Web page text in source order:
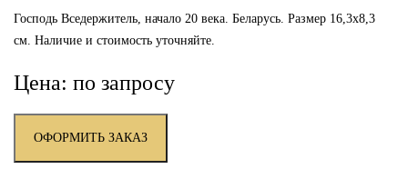
Господь Вседержитель, начало 20 века. Беларусь. Размер 16,3х8,3
см. Наличие и стоимость уточняйте.
Цена: по запросу
ОФОРМИТЬ ЗАКАЗ